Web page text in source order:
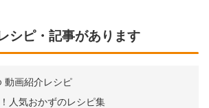
シピ・記事があります
動画紹介レシピ
人気おかずのレシピ集